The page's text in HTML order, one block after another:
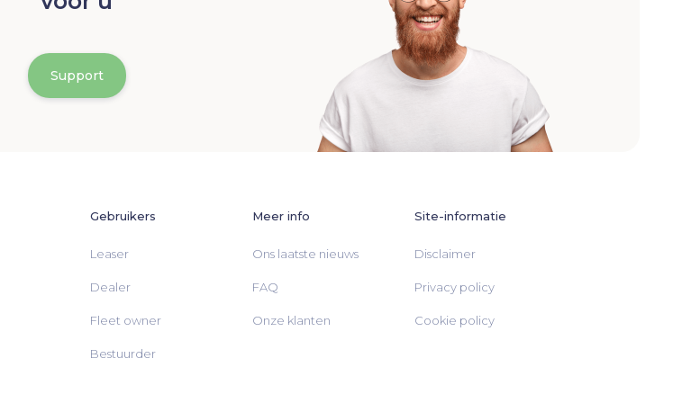
Support
Gebruikers
Leaser
Dealer
Fleet owner
Bestuurder
Meer info
Ons laatste nieuws
FAQ
Onze klanten
Site-informatie
Disclaimer
Privacy policy
Cookie policy